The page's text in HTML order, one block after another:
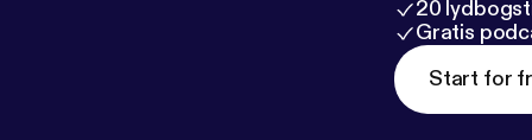
20
Gratis
Start for